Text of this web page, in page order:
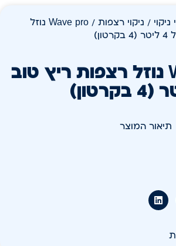
/ ניקוי רצפות
/ Wave pro נוזל
Wave pro נוזל רצפות ריץ טוב
תיאור המוצר